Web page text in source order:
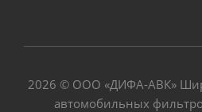
2026 © ООО «ДИФА-АВК»
автомобильных